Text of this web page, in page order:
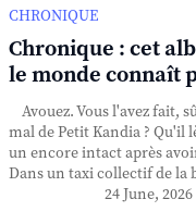
CHRONIQUE
Chronique : cet
le monde connaît
Avouez. Vous l'avez fait,
mal de Petit Kandia ? Qu'il
un encore intact après
Dans un taxi collectif de la
24 June, 2026